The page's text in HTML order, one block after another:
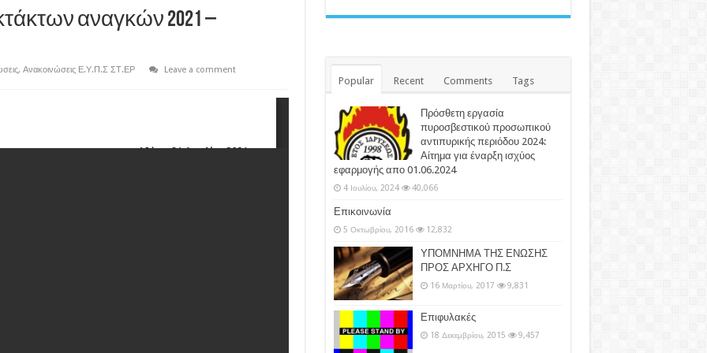
αναγκών 2021 –
, Ανακοινώσεις Ε.Υ.Π.Σ ΣΤ.ΕΡ Leave a comment
Popular Recent Comments Tags
Πρόσθετη εργασία
πυροσβεστικού προσωπικού
αντιπυρικής περιόδου 2024:
Αίτημα για έναρξη ισχύος
εφαρμογής απο 01.06.2024
4 Ιουλίου, 2024 40,066
Επικοινωνία
5 Οκτωβρίου, 2016 12,832
ΥΠΟΜΝΗΜΑ ΤΗΣ ΕΝΩΣΗΣ
ΠΡΟΣ ΑΡΧΗΓΟ Π.Σ
16 Μαρτίου, 2017 9,831
Επιφυλακές
18 Δεκεμβρίου, 2015 9,457